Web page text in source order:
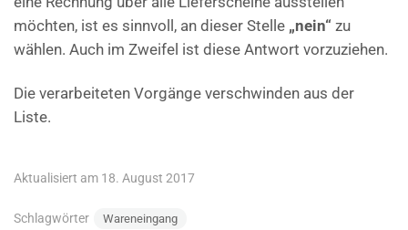
möchten, ist es sinnvoll, an dieser Stelle „nein“ zu
wählen. Auch im Zweifel ist diese Antwort vorzuziehen.
Die verarbeiteten Vorgänge verschwinden aus der
Liste.
Aktualisiert am 18. August 2017
Schlagwörter Wareneingang